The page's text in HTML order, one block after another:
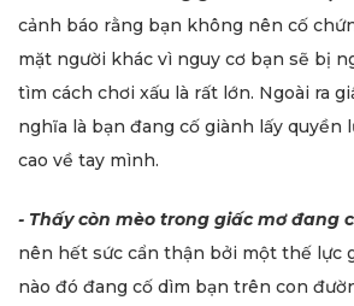
cảnh báo rằng bạn không nên cố
mặt người khác vì nguy cơ bạn sẽ bị
tìm cách chơi xấu là rất lớn. Ngoài ra
nghĩa là bạn đang cố giành lấy quyền
cao về tay mình.
- Thấy còn mèo trong giấc mơ đang
nên hết sức cẩn thận bởi một thế lực
nào đó đang cố dìm bạn trên con